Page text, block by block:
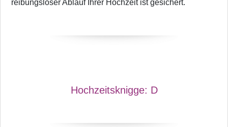
reibungsloser Ablauf Ihrer Hochzeit ist gesichert.
Hochzeitsknigge: D